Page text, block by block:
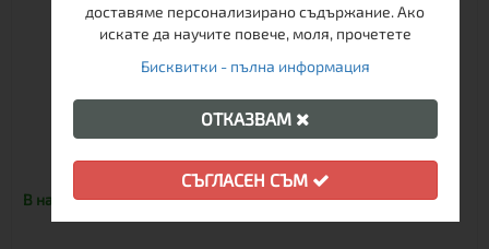
ДЕТСКА ШАПКА LHOTSE SUGAR
В наличност
доставяме персонализирано съдържание. Ако
искате да научите повече, моля, прочетете
Бисквитки - пълна информация
ОТКАЗВАМ
СЪГЛАСЕН СЪМ